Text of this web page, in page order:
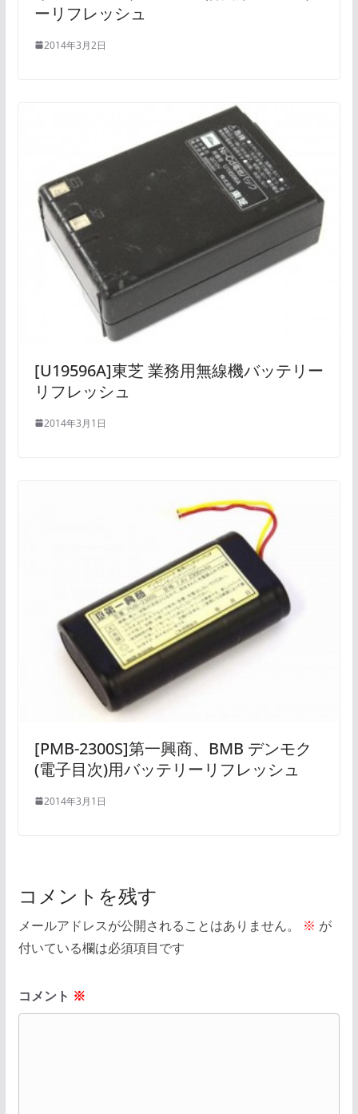
ーリフレッシュ
2014年3月2日
[U19596A]東芝 業務用無線機バッテリー
リフレッシュ
2014年3月1日
[PMB-2300S]第一興商、BMB デンモク
(電子目次)用バッテリーリフレッシュ
2014年3月1日
コメントを残す
メールアドレスが公開されることはありません。 ※ が
付いている欄は必須項目です
コメント ※